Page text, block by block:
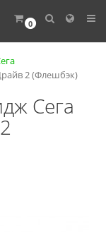
0
2 (Флешбэк)
Сега